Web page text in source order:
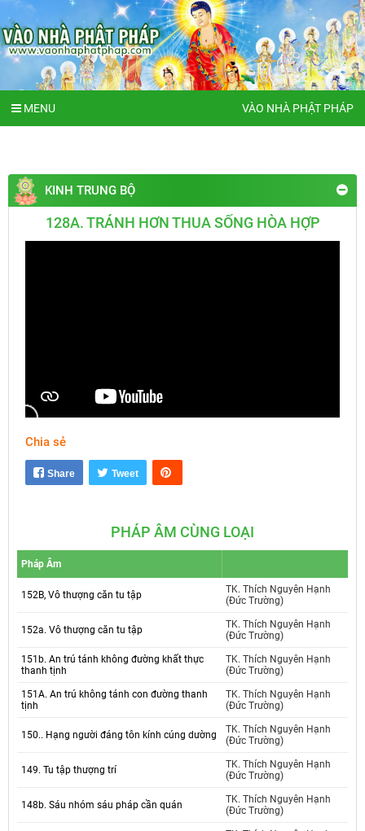
MENU VÀO NHÀ PHẬT PHÁP
KINH TRUNG BỘ
128A. TRÁNH HƠN THUA SỐNG HÒA HỢP
Chia sẻ
Share Tweet
PHÁP ÂM CÙNG LOẠI
Pháp Âm
152B, Vô thượng căn tu tập
TK. Thích Nguyên Hạnh
(Đức Trường)
152a. Vô thượng căn tu tập
TK. Thích Nguyên Hạnh
(Đức Trường)
151b. An trú tánh không đường khất thực
thanh tịnh
TK. Thích Nguyên Hạnh
(Đức Trường)
151A. An trú không tánh con đường thanh
tịnh
TK. Thích Nguyên Hạnh
(Đức Trường)
150.. Hạng người đáng tôn kính cúng dường
TK. Thích Nguyên Hạnh
(Đức Trường)
149. Tu tập thượng trí
TK. Thích Nguyên Hạnh
(Đức Trường)
148b. Sáu nhóm sáu pháp cần quán
TK. Thích Nguyên Hạnh
(Đức Trường)